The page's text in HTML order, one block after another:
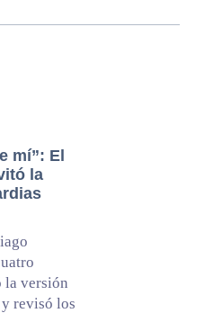
mí”: El
la
la versión
revisó los